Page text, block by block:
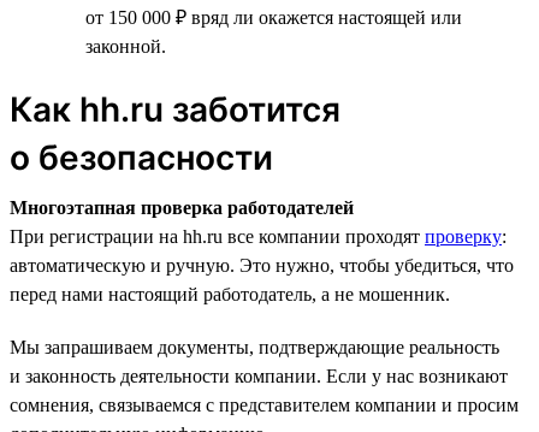
от 150 000 ₽ вряд ли окажется настоящей или
законной.
Как hh.ru заботится
о безопасности
Многоэтапная проверка работодателей
При регистрации на hh.ru все компании проходят проверку:
автоматическую и ручную. Это нужно, чтобы убедиться, что
перед нами настоящий работодатель, а не мошенник.
Мы запрашиваем документы, подтверждающие реальность
и законность деятельности компании. Если у нас возникают
сомнения, связываемся с представителем компании и просим